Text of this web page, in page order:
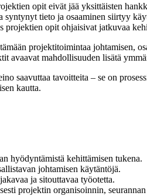
opit eivät jää yksittäisten
syntynyt tieto ja osaaminen siirtyy
projektien opit ohjaisivat jatkuvaa
projektitoimintaa johtamisen,
avaavat mahdollisuuden lisätä
saavuttaa tavoitteita – se on
kautta.
hyödyntämistä kehittämisen tukena.
johtamisen käytäntöjä.
ja sitouttavaa työotetta.
projektin organisoinnin,